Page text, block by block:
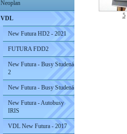
Neoplan
VDL
New Futura HD2 - 2021
FUTURA FDD2
New Futura - Busy Studená
2
New Futura - Busy Studená
New Futura - Autobusy
IRIS
VDL New Futura - 2017
5